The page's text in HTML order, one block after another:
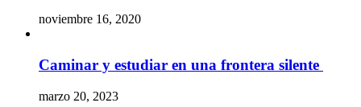
noviembre 16, 2020
Caminar y estudiar en una frontera silente
marzo 20, 2023